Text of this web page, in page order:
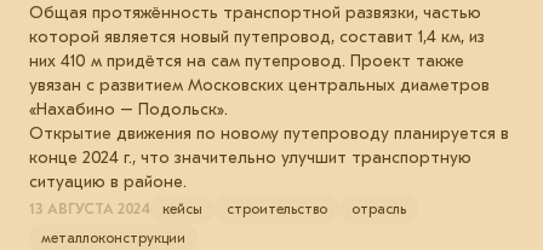
Общая протяжённость транспортной развязки, частью
которой является новый путепровод, составит 1,4 км, из
них 410 м придётся на сам путепровод. Проект также
увязан с развитием Московских центральных диаметров
«Нахабино – Подольск».
Открытие движения по новому путепроводу планируется в
конце 2024 г., что значительно улучшит транспортную
ситуацию в районе.
13 АВГУСТА 2024 кейсы строительство
отрасль
металлоконструкции